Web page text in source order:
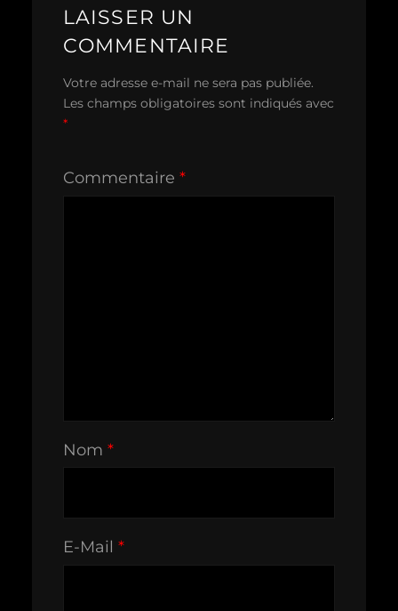
LAISSER UN
COMMENTAIRE
Votre adresse e-mail ne sera pas publiée.
Les champs obligatoires sont indiqués avec
*
Commentaire *
Nom *
E-Mail *